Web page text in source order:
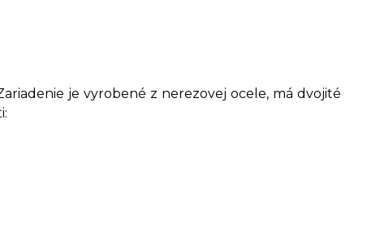
je vyrobené z nerezovej ocele, má dvojité